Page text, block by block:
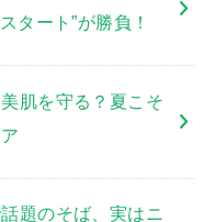
タート”が勝負！
肌を守る？夏こそ
題のそば、実はニ